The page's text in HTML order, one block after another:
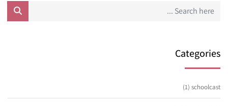
Categories
schoolcast
(1)